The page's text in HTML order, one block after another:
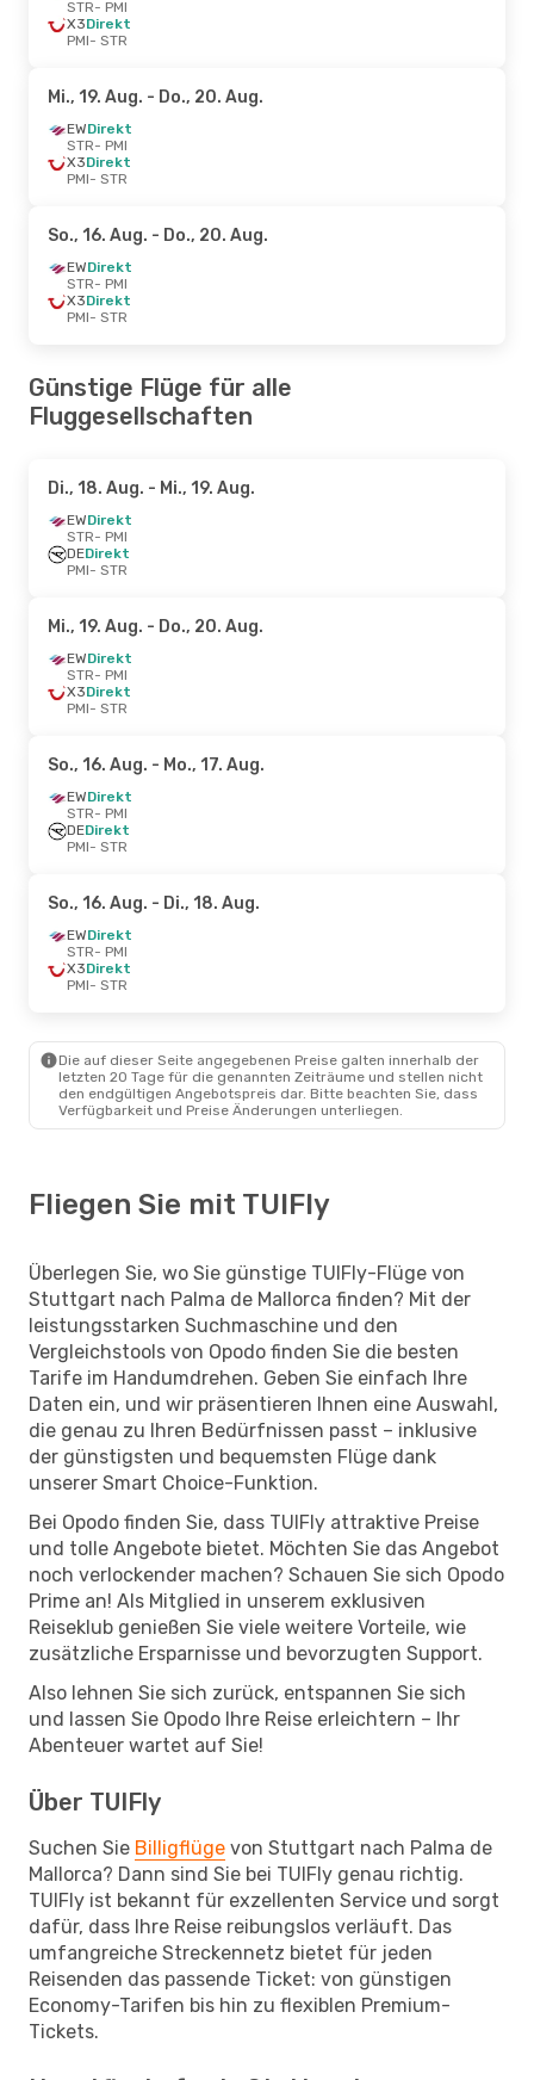
STR- PMI
X3Direkt
PMI- STR
Mi., 19. Aug. - Do., 20. Aug.
EWDirekt
STR- PMI
X3Direkt
PMI- STR
So., 16. Aug. - Do., 20. Aug.
EWDirekt
STR- PMI
X3Direkt
PMI- STR
Günstige Flüge für alle
Fluggesellschaften
Di., 18. Aug. - Mi., 19. Aug.
EWDirekt
STR- PMI
DEDirekt
PMI- STR
Mi., 19. Aug. - Do., 20. Aug.
EWDirekt
STR- PMI
X3Direkt
PMI- STR
So., 16. Aug. - Mo., 17. Aug.
EWDirekt
STR- PMI
DEDirekt
PMI- STR
So., 16. Aug. - Di., 18. Aug.
EWDirekt
STR- PMI
X3Direkt
PMI- STR
Die auf dieser Seite angegebenen Preise galten innerhalb der
letzten 20 Tage für die genannten Zeiträume und stellen nicht
den endgültigen Angebotspreis dar. Bitte beachten Sie, dass
Verfügbarkeit und Preise Änderungen unterliegen.
Fliegen Sie mit TUIFly
Überlegen Sie, wo Sie günstige TUIFly-Flüge von
Stuttgart nach Palma de Mallorca finden? Mit der
leistungsstarken Suchmaschine und den
Vergleichstools von Opodo finden Sie die besten
Tarife im Handumdrehen. Geben Sie einfach Ihre
Daten ein, und wir präsentieren Ihnen eine Auswahl,
die genau zu Ihren Bedürfnissen passt – inklusive
der günstigsten und bequemsten Flüge dank
unserer Smart Choice-Funktion.
Bei Opodo finden Sie, dass TUIFly attraktive Preise
und tolle Angebote bietet. Möchten Sie das Angebot
noch verlockender machen? Schauen Sie sich Opodo
Prime an! Als Mitglied in unserem exklusiven
Reiseklub genießen Sie viele weitere Vorteile, wie
zusätzliche Ersparnisse und bevorzugten Support.
Also lehnen Sie sich zurück, entspannen Sie sich
und lassen Sie Opodo Ihre Reise erleichtern – Ihr
Abenteuer wartet auf Sie!
Über TUIFly
Suchen Sie Billigflüge von Stuttgart nach Palma de
Mallorca? Dann sind Sie bei TUIFly genau richtig.
TUIFly ist bekannt für exzellenten Service und sorgt
dafür, dass Ihre Reise reibungslos verläuft. Das
umfangreiche Streckennetz bietet für jeden
Reisenden das passende Ticket: von günstigen
Economy-Tarifen bis hin zu flexiblen Premium-
Tickets.